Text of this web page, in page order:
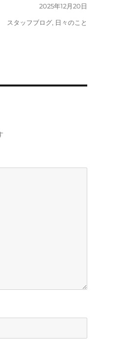
投
稿
2025年12月20日
カ
スタッフブログ, 日々のこと